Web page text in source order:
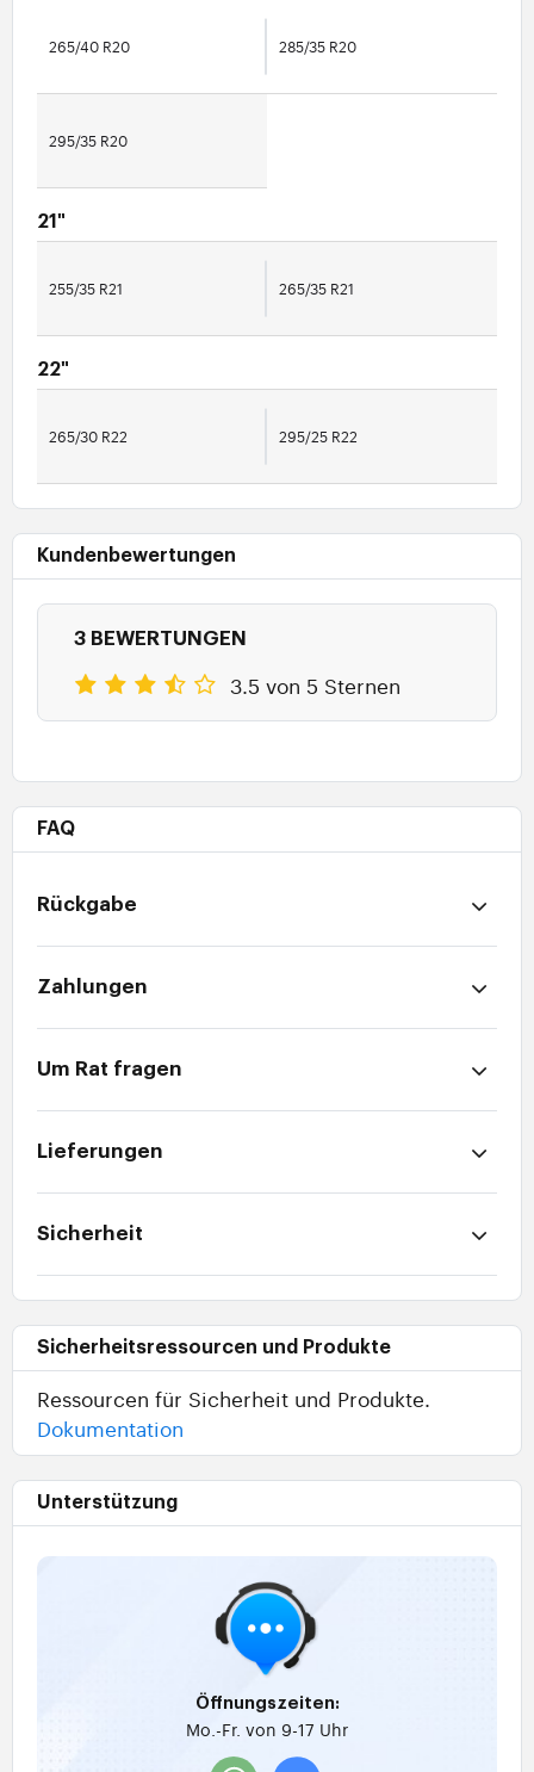
265/40 R20 285/35 R20
295/35 R20
21"
255/35 R21 265/35 R21
22"
265/30 R22 295/25 R22
Kundenbewertungen
3 BEWERTUNGEN
3.5 von 5 Sternen
FAQ
Rückgabe
Zahlungen
Um Rat fragen
Lieferungen
Sicherheit
Sicherheitsressourcen und Produkte
Ressourcen für Sicherheit und Produkte.
Dokumentation
Unterstützung
Öffnungszeiten:
Mo.-Fr. von 9-17 Uhr